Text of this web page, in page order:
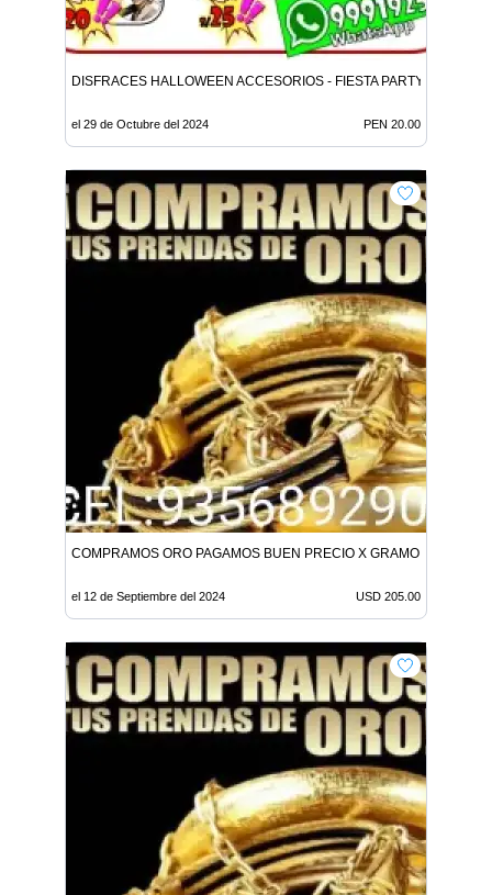
DISFRACES HALLOWEEN ACCESORIOS - FIESTA PARTY
el 29 de Octubre del 2024 PEN 20.00
COMPRAMOS ORO PAGAMOS BUEN PRECIO X GRAMO 205
el 12 de Septiembre del 2024 USD 205.00